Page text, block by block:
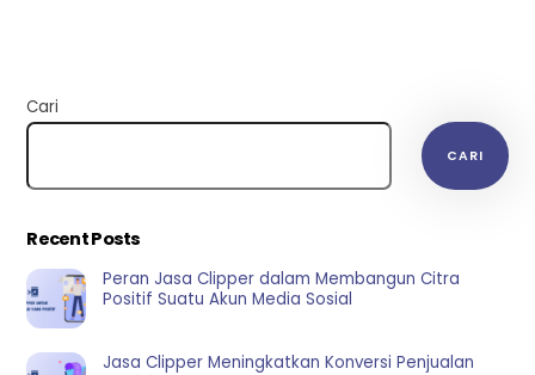
Cari
CARI
Recent Posts
Peran Jasa Clipper dalam Membangun Citra
Positif Suatu Akun Media Sosial
Jasa Clipper Meningkatkan Konversi Penjualan